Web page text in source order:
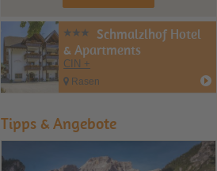
Schmalzlhof Hotel
& Apartments
CIN +
Rasen
Tipps & Angebote